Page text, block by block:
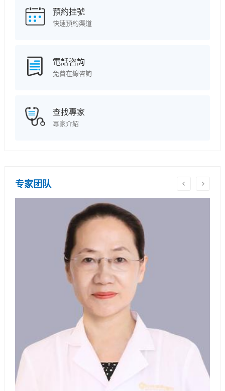
預約挂號
快速預約渠道
電話咨詢
免費在線咨詢
查找專家
專家介紹
专家团队